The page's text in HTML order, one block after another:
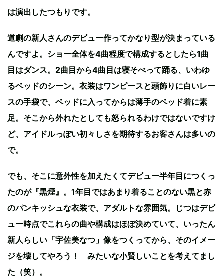
は演出したつもりです。
道劇の新人さんのデビュー作ってかなり型が決まっている
んですよ。ショー全体を4曲程度で構成するとしたら1曲
目はダンス。2曲目から4曲目は寝そべって踊る、いわゆ
るベッドのシーン。衣装はワンピースと頭飾りに白いレー
スの手袋で、ベッドに入ってからは薄手のベッド着に素
足。そこから外れたとしても怒られるわけではないですけ
ど、アイドルっぽい初々しさを期待するお客さんは多いの
で。
でも、そこに意外性を加えたくてデビュー半年目につくっ
たのが『黒煙』。1年目ではあまり着ることのない黒と赤
のパンキッシュな衣装で、アダルトな雰囲気。じつはデビ
ュー時点でこれらの曲や構成はほぼ決めていて、いったん
新人らしい「宇佐美なつ」像をつくってから、そのイメー
ジを壊してやろう！ みたいな小賢しいことを考えてまし
た（笑）。